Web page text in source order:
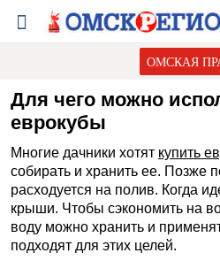
ОМСКАЯ
Для чего можно
еврокубы
Многие дачники хотят купить
собирать и хранить ее. Позже
расходуется на полив. Когда
крыши. Чтобы сэкономить на
воду можно хранить и
подходят для этих целей.